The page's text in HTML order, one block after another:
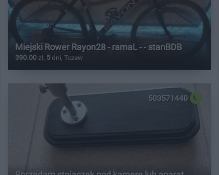
Miejski Rower Rayon28 - ramaL - - stanBDB
390.00 zł, 5 dni, Tczew
503571440